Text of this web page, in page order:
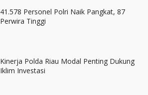
41.578 Personel Polri Naik Pangkat, 87
Perwira Tinggi
Kinerja Polda Riau Modal Penting Dukung
Iklim Investasi